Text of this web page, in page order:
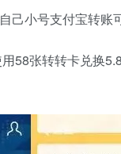
己小号支付宝转账
58张转转卡兑换